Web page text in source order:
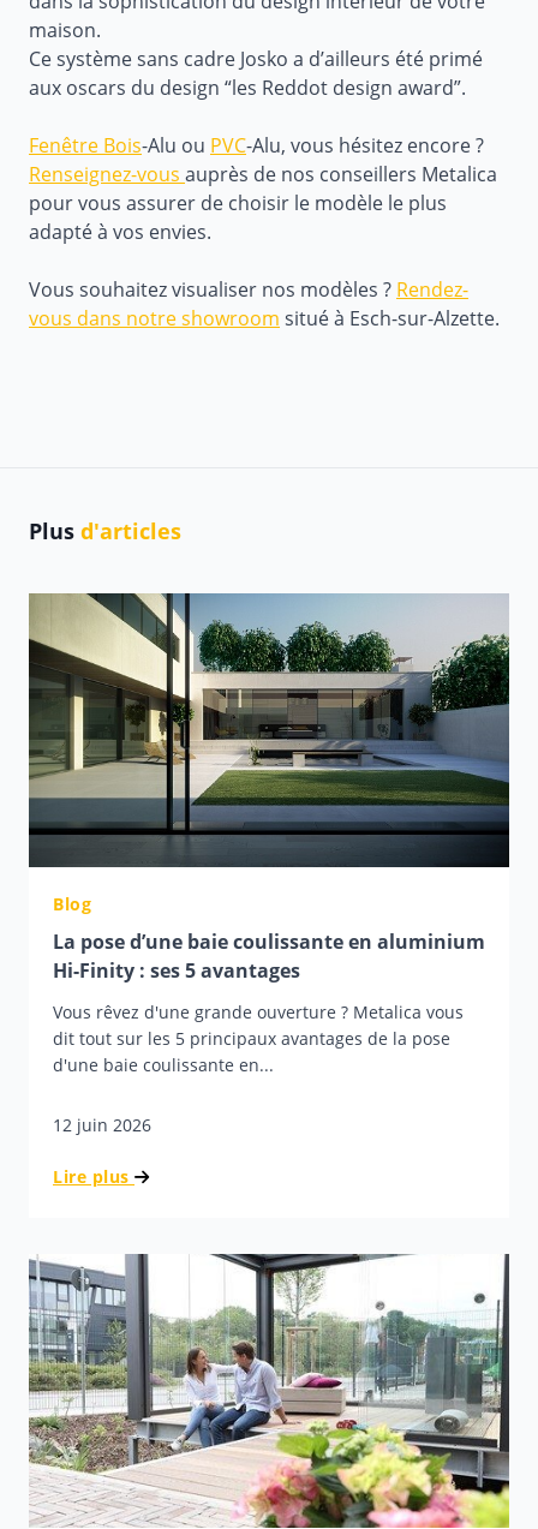
maison.
Ce système sans cadre Josko a d’ailleurs été primé
aux oscars du design “les Reddot design award”.
Fenêtre Bois-Alu ou PVC-Alu, vous hésitez encore ?
Renseignez-vous auprès de nos conseillers Metalica
pour vous assurer de choisir le modèle le plus
adapté à vos envies.
Vous souhaitez visualiser nos modèles ? Rendez-
vous dans notre showroom situé à Esch-sur-Alzette.
Plus d'articles
Blog
La pose d’une baie coulissante en aluminium
Hi-Finity : ses 5 avantages
Vous rêvez d'une grande ouverture ? Metalica vous
dit tout sur les 5 principaux avantages de la pose
d'une baie coulissante en...
Lire plus
12 juin 2026